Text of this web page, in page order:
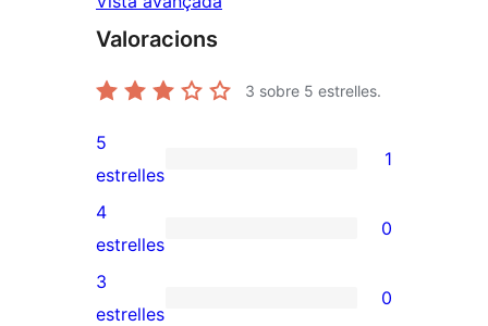
Valoracions
3 sobre 5 estrelles.
1
valoració
de
5
estrelles
5
estrelles
1
0
valoracions
de
4
estrelles
0
0
3
estrelles
0